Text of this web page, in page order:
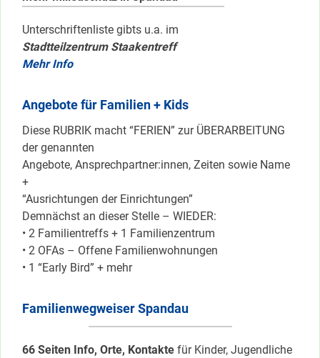
Unterschriftenliste gibts u.a. im
Stadtteilzentrum Staakentreff
Mehr Info
Angebote für Familien + Kids
Diese RUBRIK macht “FERIEN” zur ÜBERARBEITUNG
der genannten
Angebote, Ansprechpartner:innen, Zeiten sowie Name
+
“Ausrichtungen der Einrichtungen”
Demnächst an dieser Stelle – WIEDER:
• 2 Familientreffs + 1 Familienzentrum
• 2 OFAs – Offene Familienwohnungen
• 1 “Early Bird” + mehr
Familienwegweiser Spandau
66 Seiten Info, Orte, Kontakte für Kinder, Jugendliche